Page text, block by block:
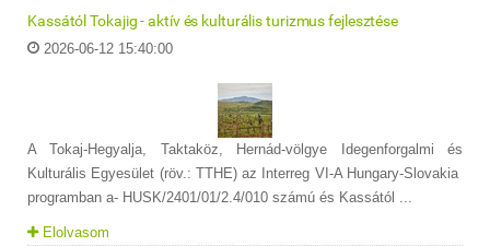
Kassától Tokajig - aktív és kulturális turizmus fejlesztése
2026-06-12 15:40:00
A Tokaj-Hegyalja, Taktaköz, Hernád-völgye Idegenforgalmi és
Kulturális Egyesület (röv.: TTHE) az Interreg VI-A Hungary-Slovakia
programban a- HUSK/2401/01/2.4/010 számú és Kassától ...
Elolvasom